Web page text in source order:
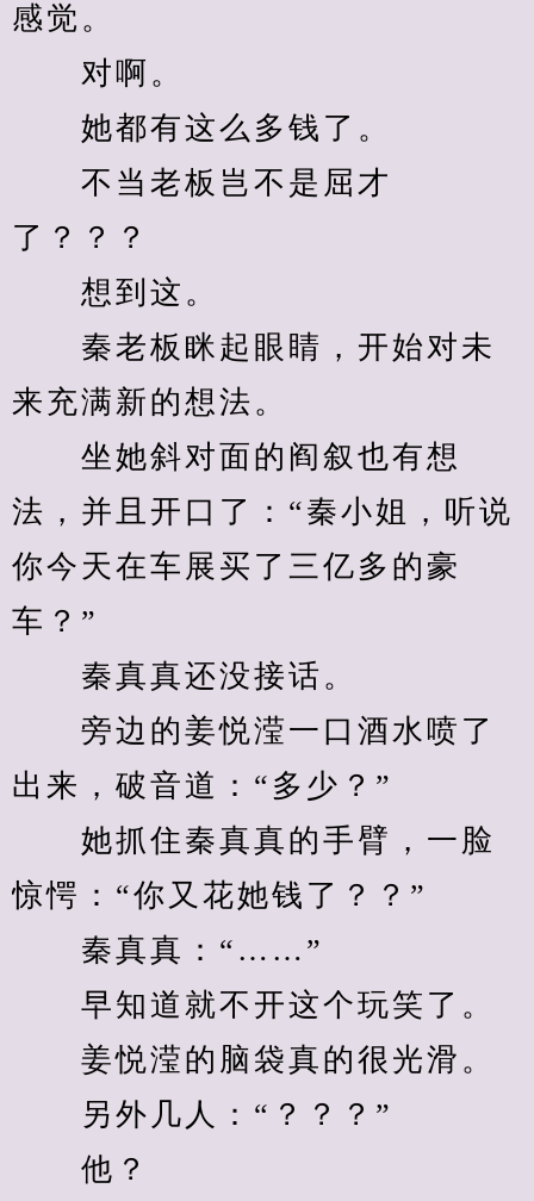
感觉。
对啊。
她都有这么多钱了。
不当老板岂不是屈才
了？？？
想到这。
秦老板眯起眼睛，开始对未
来充满新的想法。
坐她斜对面的阎叙也有想
法，并且开口了：“秦小姐，听说
你今天在车展买了三亿多的豪
车？”
秦真真还没接话。
旁边的姜悦滢一口酒水喷了
出来，破音道：“多少？”
她抓住秦真真的手臂，一脸
惊愕：“你又花她钱了？？”
秦真真：“……”
早知道就不开这个玩笑了。
姜悦滢的脑袋真的很光滑。
另外几人：“？？？”
他？